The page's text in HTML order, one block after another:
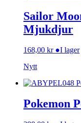
Sailor
Mjukdjur
168,00 kr ●I lager
Nytt
Pokemon